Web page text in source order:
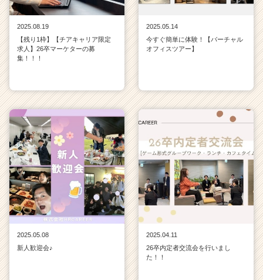
2025.08.19
【残り1枠】【チアキャリア限定
求人】26卒マーケターの募
集！！！
2025.05.14
今すぐ簡単に体験！【バーチャル
オフィスツアー】
2025.05.08
新人歓迎会♪
2025.04.11
26卒内定者交流会を行いまし
た！！